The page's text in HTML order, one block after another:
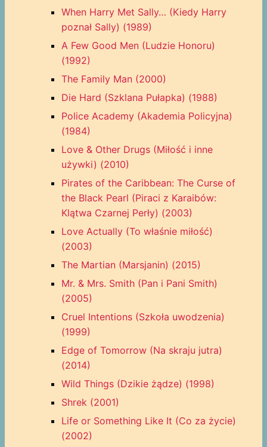
When Harry Met Sally… (Kiedy Harry
poznał Sally) (1989)
A Few Good Men (Ludzie Honoru)
(1992)
The Family Man (2000)
Die Hard (Szklana Pułapka) (1988)
Police Academy (Akademia Policyjna)
(1984)
Love & Other Drugs (Miłość i inne
używki) (2010)
Pirates of the Caribbean: The Curse of
the Black Pearl (Piraci z Karaibów:
Klątwa Czarnej Perły) (2003)
Love Actually (To właśnie miłość)
(2003)
The Martian (Marsjanin) (2015)
Mr. & Mrs. Smith (Pan i Pani Smith)
(2005)
Cruel Intentions (Szkoła uwodzenia)
(1999)
Edge of Tomorrow (Na skraju jutra)
(2014)
Wild Things (Dzikie żądze) (1998)
Shrek (2001)
Life or Something Like It (Co za życie)
(2002)